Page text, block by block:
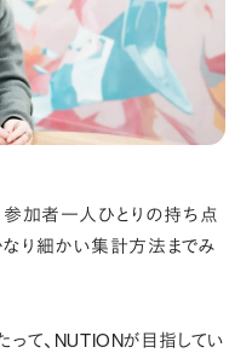
参加者一人ひとりの持ち点
なり細かい集計方法までみ
て、NUTIONが目指してい